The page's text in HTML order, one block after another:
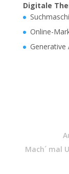
Digitale
Online-
Generative
Mach´ mal